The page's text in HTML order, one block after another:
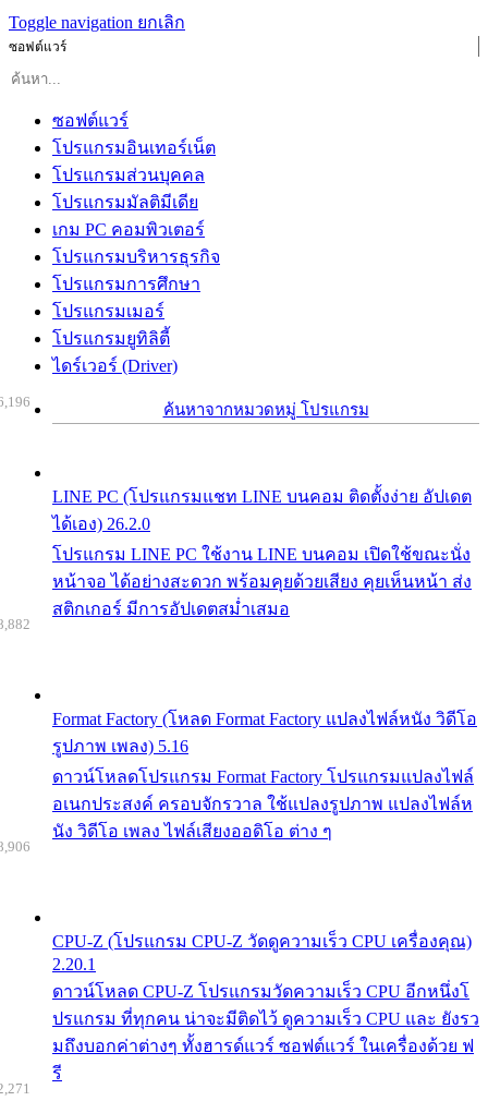
Toggle navigation ยกเลิก
ซอฟต์แวร์
ซอฟต์แวร์
โปรแกรมอินเทอร์เน็ต
โปรแกรมส่วนบุคคล
โปรแกรมมัลติมีเดีย
เกม PC คอมพิวเตอร์
โปรแกรมบริหารธุรกิจ
โปรแกรมการศึกษา
โปรแกรมเมอร์
โปรแกรมยูทิลิตี้
ไดร์เวอร์ (Driver)
ค้นหาจากหมวดหมู่ โปรแกรม
LINE PC (โปรแกรมแชท LINE บนคอม ติดตั้งง่าย อัปเดต
ได้เอง) 26.2.0
โปรแกรม LINE PC ใช้งาน LINE บนคอม เปิดใช้ขณะนั่ง
หน้าจอ ได้อย่างสะดวก พร้อมคุยด้วยเสียง คุยเห็นหน้า ส่ง
สติกเกอร์ มีการอัปเดตสม่ำเสมอ
Format Factory (โหลด Format Factory แปลงไฟล์หนัง วิดีโอ
รูปภาพ เพลง) 5.16
ดาวน์โหลดโปรแกรม Format Factory โปรแกรมแปลงไฟล์
อเนกประสงค์ ครอบจักรวาล ใช้แปลงรูปภาพ แปลงไฟล์ห
นัง วิดีโอ เพลง ไฟล์เสียงออดิโอ ต่าง ๆ
CPU-Z (โปรแกรม CPU-Z วัดดูความเร็ว CPU เครื่องคุณ)
2.20.1
ดาวน์โหลด CPU-Z โปรแกรมวัดความเร็ว CPU อีกหนึ่งโ
ปรแกรม ที่ทุกคน น่าจะมีติดไว้ ดูความเร็ว CPU และ ยังรว
มถึงบอกค่าต่างๆ ทั้งฮารด์แวร์ ซอฟต์แวร์ ในเครื่องด้วย ฟ
รี